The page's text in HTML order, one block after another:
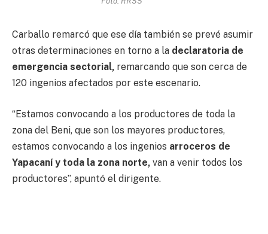
Carballo remarcó que ese día también se prevé asumir
otras determinaciones en torno a la declaratoria de
emergencia sectorial, remarcando que son cerca de
120 ingenios afectados por este escenario.
“Estamos convocando a los productores de toda la
zona del Beni, que son los mayores productores,
estamos convocando a los ingenios arroceros de
Yapacaní y toda la zona norte, van a venir todos los
productores”, apuntó el dirigente.